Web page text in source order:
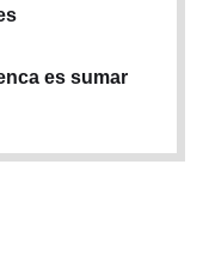
es sumar